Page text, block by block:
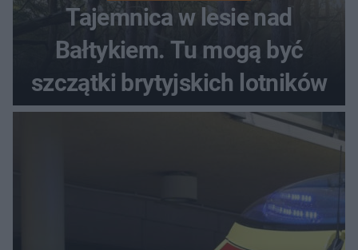
Tajemnica w lesie nad
Bałtykiem. Tu mogą być
szczątki brytyjskich lotników